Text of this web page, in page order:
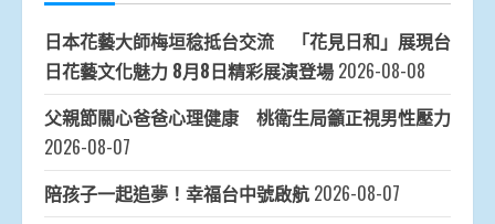
日本花藝大師梅垣稔抵台交流 「花見日和」展現台
日花藝文化魅力 8月8日精彩展演登場 2026-08-08
父親節關心爸爸心理健康 桃衛生局籲正視男性壓力
2026-08-07
陪孩子一起追夢！幸福台中號啟航 2026-08-07